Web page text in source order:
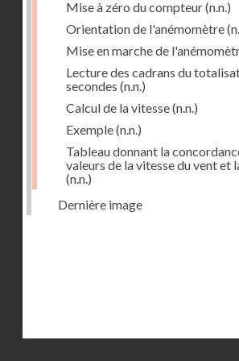
Mise à zéro du compteur(n.n.)
Orientation de l'anémomètre
Mise en marche de
Lecture des cadrans du
secondes (n.n.)
Calcul de la vitesse(n.n.)
Exemple(n.n.)
Tableau donnant la
valeurs de la vitesse du vent
(n.n.)
Dernière image